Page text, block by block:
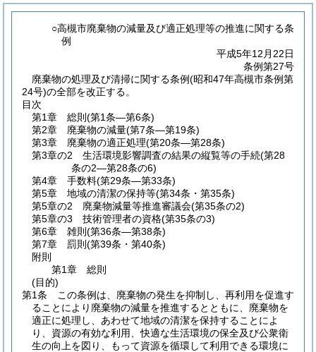
○高槻市廃棄物の減量及び適正処理等の推進に関する条
例
平成5年12月22日
条例第27号
廃棄物の処理及び清掃に関する条例(昭和47年高槻市条例第
24号)の全部を改正する。
目次
第1章
総則 (第1条―第6条)
第2章
廃棄物の減量(第7条―第19条)
第3章
廃棄物の適正処理(第20条―第28条)
第3章の2
生活環境影響調査の結果の縦覧等の手続(第28
条の2―第28条の6)
第4章
手数料(第29条―第33条)
第5章
地域の清潔の保持等(第34条・第35条)
第5章の2
廃棄物減量等推進審議会(第35条の2)
第5章の3
技術管理者の資格(第35条の3)
第6章
雑則 (第36条―第38条)
第7章
罰則 (第39条・第40条)
附則
第1章
総則
(目的)
第1条
この条例は、廃棄物の発生を抑制し、再利用を促進す
ることにより廃棄物の減量を推進するとともに、廃棄物を
適正に処理し、あわせて地域の清潔を保持することによ
り、資源の有効な利用、快適な生活環境の保全及び公衆衛
生の向上を図り、もって資源を循環して利用できる環境に